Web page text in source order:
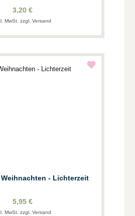
3,20 €
MwSt. zzgl. Versand
- Lichterzeit
5,95 €
MwSt. zzgl. Versand